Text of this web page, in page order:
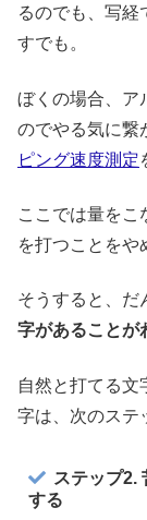
るのでも、写経
すでも。
ぼくの場合、ア
のでやる気に繋
ピング速度測定
ここでは量をこ
を打つことをや
そうすると、だ
字があることが
自然と打てる文
字は、次のステ
ステップ2.
する